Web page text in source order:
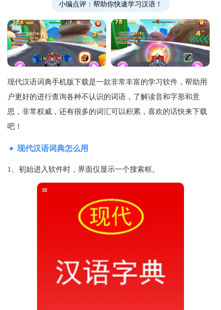
小编点评： 帮助你快速学习汉语！
现代汉语词典手机版下载是一款非常丰富的学习软件，帮助用
户更好的进行查询各种不认识的词语，了解读音和字形和意
思，非常权威，还有很多的词汇可以积累，喜欢的话快来下载
吧！
现代汉语词典怎么用
1、初始进入软件时，界面仅显示一个搜索框。